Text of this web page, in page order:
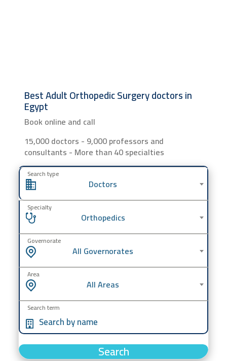
Best Adult Orthopedic Surgery doctors in
Egypt
Book online and call
15,000 doctors - 9,000 professors and
consultants - More than 40 specialties
Search type
Doctors
Specialty
Orthopedics
Governorate
All Governorates
Area
All Areas
Search term
Search